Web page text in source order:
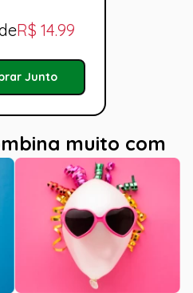
R$ 14.99
Junto
muito com